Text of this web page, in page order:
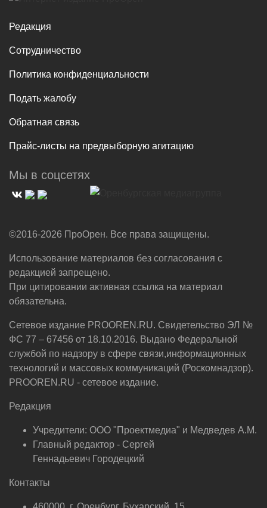
Редакция
Сотрудничество
Политика конфиденциальности
Подать жалобу
Обратная связь
Прайс-листы на предвыборную агитацию
Мы в соцсетях
©2016-2026 ПроОрен. Все права защищены.
Использование материалов без согласования с
редакцией запрещено.
При цитировании активная ссылка на материал
обязательна.
Сетевое издание PROOREN.RU. Свидетельство ЭЛ №
ФС 77 – 67456 от 18.10.2016. Выдано Федеральной
службой по надзору в сфере связи,информационных
технологий и массовых коммуникаций (Роскомнадзор).
PROOREN.RU - сетевое издание.
Редакция
Учредители: ООО "Проектмедиа" и Медведев А.М.
Главный редактор - Сергей
Геннадьевич Городецкий
Контакты